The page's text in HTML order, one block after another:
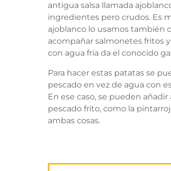
antigua salsa llamada
ingredientes pero crudos. Es
ajoblanco lo usamos también
acompañar salmonetes fritos
con agua fría da el conocido
Para hacer estas patatas se
pescado en vez de agua con
En ese caso, se pueden
pescado frito, como la
ambas cosas.